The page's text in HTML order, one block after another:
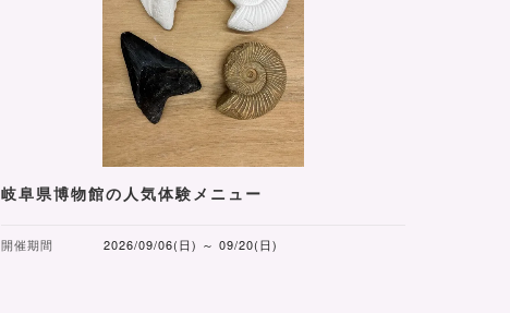
岐阜県博物館の人気体験メニュー
開催期間 2026/09/06(日) ～ 09/20(日)